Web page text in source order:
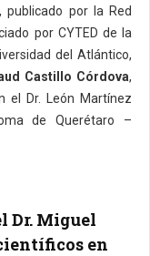
, publicado por la Red
por CYTED de la
del Atlántico,
Castillo Córdova,
el Dr. León Martínez
de Querétaro –
Dr. Miguel
en